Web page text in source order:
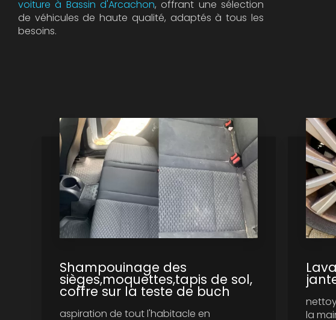
voiture à Bassin d'Arcachon, offrant une sélection
de véhicules de haute qualité, adaptés à tous les
besoins.
Shampouinage des
sièges,moquettes,tapis de sol,
coffre sur la teste de buch
aspiration de tout l'habitacle en
la